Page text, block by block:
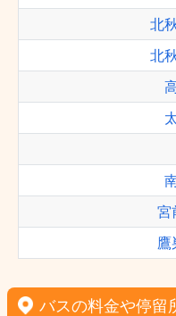
北
北
宮
鷹
バスの料金や停留